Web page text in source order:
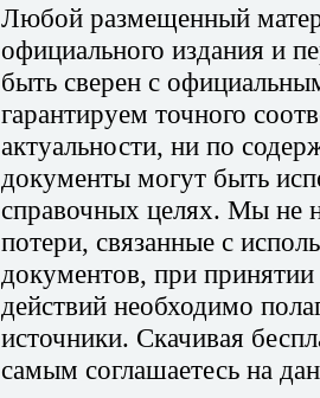
Любой размещенный
официального издания и
быть сверен с
гарантируем точного
актуальности, ни по
документы могут быть
справочных целях. Мы не
потери, связанные с
документов, при
действий необходимо
источники. Скачивая
самым соглашаетесь на